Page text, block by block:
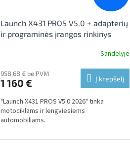
Launch X431 PROS V5.0 + adapterių
ir programinės įrangos rinkinys
Sandėlyje
958,68 € be PVM
1 160 € Į krepšelį
"Launch X431 PROS V5.0 2026" tinka
motociklams ir lengviesiems
automobiliams.